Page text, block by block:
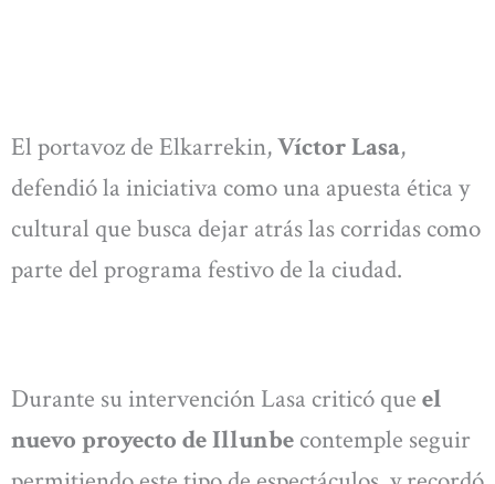
El portavoz de Elkarrekin,Víctor Lasa,
defendió la iniciativa como una apuesta ética y
cultural que busca dejar atrás las corridas como
parte del programa festivo de la ciudad.
Durante su intervención Lasa criticó que el
nuevo proyecto de Illunbe contemple seguir